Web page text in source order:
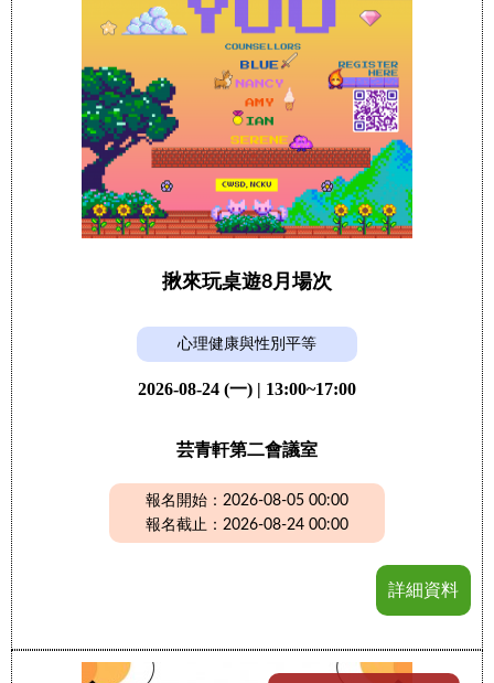
揪來玩桌遊8月場次
心理健康與性別平等
2026-08-24 (一) | 13:00~17:00
芸青軒第二會議室
報名開始：2026-08-05 00:00
報名截止：2026-08-24 00:00
詳細資料